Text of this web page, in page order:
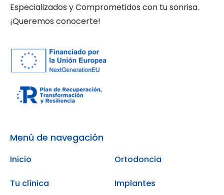
Especializados y Comprometidos con tu sonrisa.
¡Queremos conocerte!
Menú de navegación
Inicio
Tu clínica
Ortodoncia
Implantes